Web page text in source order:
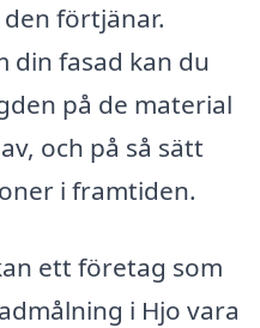
förtjänar.
din fasad kan du
på de material
och på så sätt
i framtiden.
ett företag som
i Hjo vara